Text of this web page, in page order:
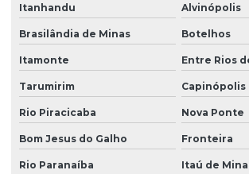
Plantio de grama em barranco
Plantio de grama em condomínio
Plantio de grama esmeralda
Plantio de grama esmeralda por semeadura
Plantio de grama na fazenda boa vista
Itanhandu Alvinópolis
Brasilândia de Minas Botelhos
Itamonte Entre Rios
Tarumirim Capinópolis
Rio Piracicaba Nova Ponte
Bom Jesus do Galho Fronteira
Rio Paranaíba Itaú de